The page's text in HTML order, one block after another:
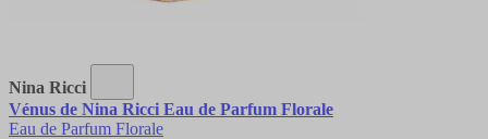
Nina Ricci
Vénus de Nina Ricci Eau de Parfum Florale
Eau de Parfum Florale